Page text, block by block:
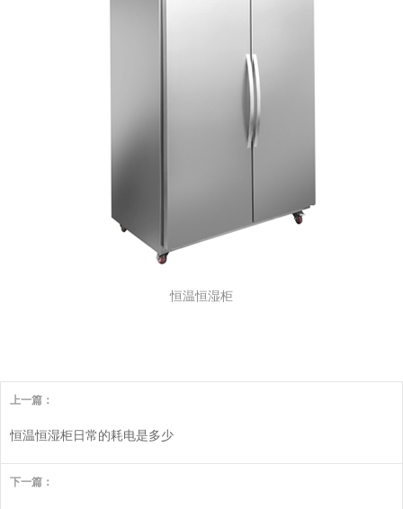
恒温恒湿柜
上一篇：
恒温恒湿柜日常的耗电是多少
下一篇：